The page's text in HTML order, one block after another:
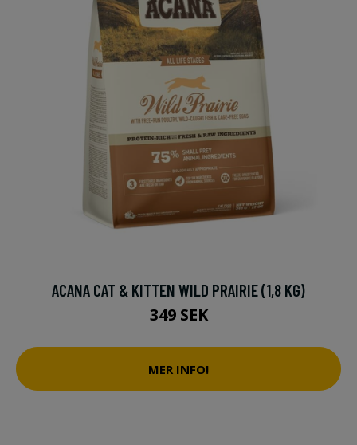
ACANA CAT & KITTEN WILD PRAIRIE (1,8 KG)
349 SEK
MER INFO!